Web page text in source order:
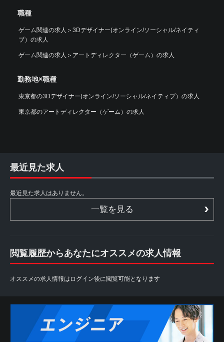
職種
ゲーム関連の求人 ＞ 3Dデザイナー(オンライン/ソーシャル/ネイティ
ブ）の求人
ゲーム関連の求人 ＞ アートディレクター（ゲーム）の求人
勤務地×職種
東京都の3Dデザイナー(オンライン/ソーシャル/ネイティブ）の求人
東京都のアートディレクター（ゲーム）の求人
最近見た求人
最近見た求人はありません。
一覧を見る
閲覧履歴からあなたにオススメの求人情報
オススメの求人情報はログイン後に閲覧可能となります